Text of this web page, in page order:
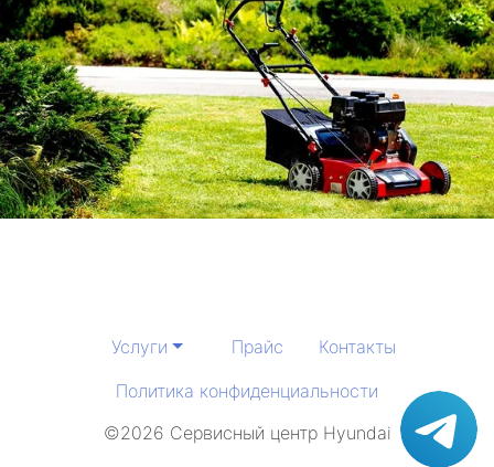
Услуги Прайс
Контакты
Политика конфиденциальности
©2026 Сервисный центр Hyundai